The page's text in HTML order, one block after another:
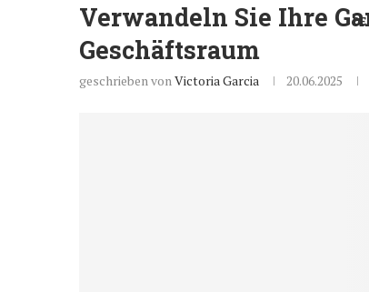
Verwandeln Sie Ihre
Geschäftsraum
geschrieben vonVictoria Garcia 20.06.2025